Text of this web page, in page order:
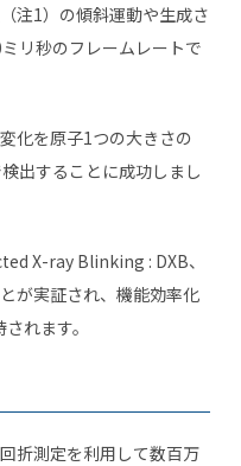
注1）の傾斜運動や生成さ
リ秒のフレームレートで
化を原子1つの大きさの
出することに成功しまし
X-ray Blinking : DXB、
が実証され、機能効率化
れます。
折測定を利用して数百万